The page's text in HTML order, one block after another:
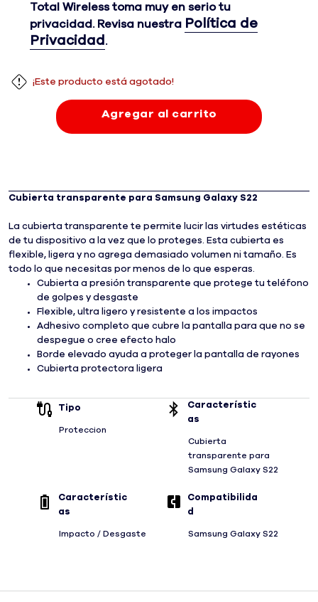
Total Wireless toma muy en serio tu
privacidad. Revisa nuestra Política de
Privacidad .
¡Este producto está agotado!
Agregar al carrito
Cubierta transparente para Samsung Galaxy S22
La cubierta transparente te permite lucir las virtudes estéticas
de tu dispositivo a la vez que lo proteges. Esta cubierta es
flexible, ligera y no agrega demasiado volumen ni tamaño. Es
todo lo que necesitas por menos de lo que esperas.
Cubierta a presión transparente que protege tu teléfono
de golpes y desgaste
Flexible, ultra ligero y resistente a los impactos
Adhesivo completo que cubre la pantalla para que no se
despegue o cree efecto halo
Borde elevado ayuda a proteger la pantalla de rayones
Cubierta protectora ligera
Tipo
Proteccion
Característic
as
Cubierta
transparente para
Samsung Galaxy S22
Característic
as
Impacto / Desgaste
Compatibilida
d
Samsung Galaxy S22